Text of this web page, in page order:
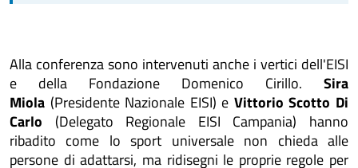
Alla conferenza sono intervenuti anche i vertici dell'EISI
e della Fondazione Domenico Cirillo. Sira
Miola (Presidente Nazionale EISI) e Vittorio Scotto Di
Carlo (Delegato Regionale EISI Campania) hanno
ribadito come lo sport universale non chieda alle
persone di adattarsi, ma ridisegni le proprie regole per